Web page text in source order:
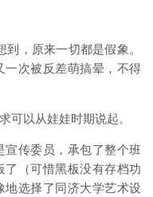
，原来一切都是假象。
一次被反差萌搞晕，不得
可以从娃娃时期说起。
宣传委员，承包了整个班
（可惜黑板没有存档功
地选择了同济大学艺术设